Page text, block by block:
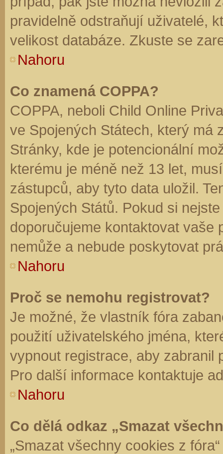
pravidelně odstraňují uživatelé,
velikost databáze. Zkuste se
Nahoru
Co znamená COPPA?
COPPA, neboli Child Online
ve Spojených Státech, který má
Stránky, kde je potencionální
kterému je méně než 13 let,
zástupců, aby tyto data uložil.
Spojených Států. Pokud si
doporučujeme kontaktovat vaše
nemůže a nebude poskytovat
Nahoru
Proč se nemohu registrovat?
Je možné, že vlastník fóra
použití uživatelského jména,
vypnout registrace, aby zabranil
Pro další informace kontaktuje
Nahoru
Co dělá odkaz „Smazat
„Smazat všechny cookies z